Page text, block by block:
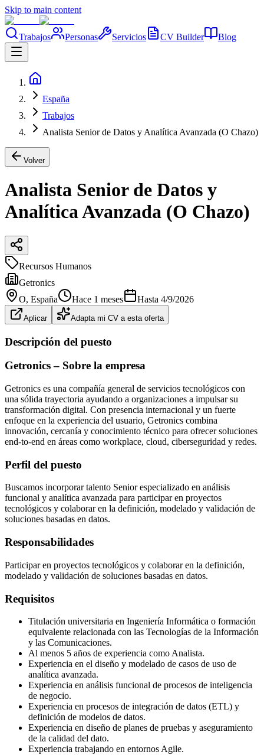
Skip to main content
Trabajos Personas Servicios CV Builder Blog
España
Trabajos
Analista Senior de Datos y Analítica Avanzada (O Chazo)
Volver
Analista Senior de Datos y
Analítica Avanzada (O Chazo)
Recursos Humanos
Getronics
O, España Hace 1 meses Hasta 4/9/2026
Aplicar Adapta mi CV a esta oferta
Descripción del puesto
Getronics – Sobre la empresa
Getronics es una compañía general de servicios tecnológicos con
una sólida trayectoria ayudando a organizaciones a impulsar su
transformación digital. Con presencia internacional y un fuerte
enfoque en la experiencia del usuario, Getronics combina
innovación, cercanía y conocimiento técnico para ofrecer soluciones
end-to-end en áreas como workplace, cloud, ciberseguridad y redes.
Perfil del puesto
Buscamos incorporar talento Senior especializado en análisis
funcional y analítica avanzada para participar en proyectos
tecnológicos y colaborar en la definición, modelado y validación de
soluciones basadas en datos.
Responsabilidades
Participar en proyectos tecnológicos y colaborar en la definición,
modelado y validación de soluciones basadas en datos.
Requisitos
Titulación universitaria en Ingeniería Informática o formación
equivalente relacionada con las Tecnologías de la Información
y las Comunicaciones.
Al menos 5 años de experiencia como Analista.
Experiencia en el diseño y modelado de casos de uso de
analítica avanzada.
Experiencia en análisis funcional de procesos de inteligencia
de negocio.
Experiencia en procesos de integración de datos (ETL) y
definición de modelos de datos.
Experiencia en diseño de planes de pruebas y aseguramiento
de la calidad del dato.
Experiencia trabajando en entornos Agile.